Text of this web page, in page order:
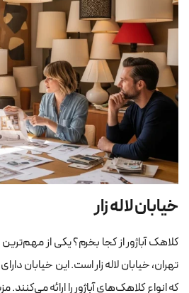
خیابان لاله زار
کلاهک آباژور از کجا بخرم؟ یکی از
تهران، خیابان لاله زار است. این خیابان
که انواع کلاهک‌های آباژور را ارائه می‌کنند.